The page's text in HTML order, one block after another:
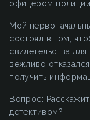
офицером полиции.
Мой
состоял в том,
свидетельства
вежливо
получить
Вопрос:
детективом?